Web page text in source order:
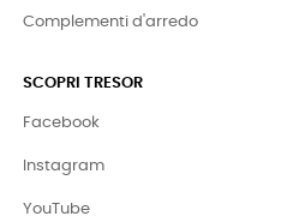
Complementi d'arredo
SCOPRI TRESOR
Facebook
Instagram
YouTube